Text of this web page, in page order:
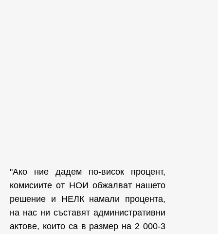
"Ако ние дадем по-висок процент,
комисиите от НОИ обжалват нашето
решение и НЕЛК намали процента,
на нас ни съставят административни
актове, които са в размер на 2 000-3